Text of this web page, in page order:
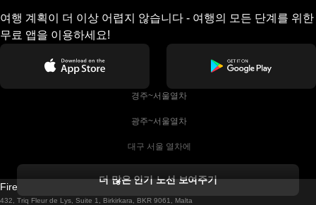
여행 계획이 더 이상 어렵지 않습니다 - 여행의 모든 단계를 위한
무료 앱을 이용하세요!
경주~서울열차
광주~서울열차
대구 서울 열차에
더블린에서 골웨이 열차
더 많은 인기 노선 보여주기
Firebird GT Limited (OC 1451)
432, Triq Fleur de Lys, Suite 1, Birkirkara, BKR 9061, Malta